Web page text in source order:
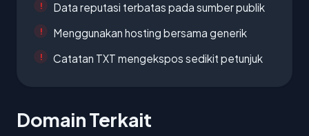
Data reputasi terbatas pada sumber publik
Menggunakan hosting bersama generik
Catatan TXT mengekspos sedikit petunjuk
Domain Terkait